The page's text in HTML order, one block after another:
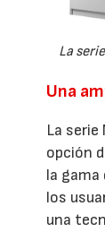
La
Una
La serie
opción
la gama
los
una